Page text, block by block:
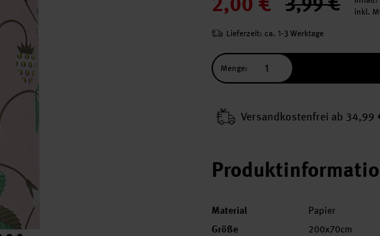
inkl.
Lieferzeit: ca. 1-3 Werktage
Menge:
Versand­kosten­frei ab 34,99
Material Papier
Größe 200x70cm